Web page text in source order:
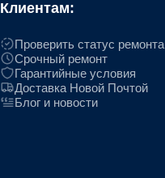
Клиентам:
Проверить статус ремонта
Срочный ремонт
Гарантийные условия
Доставка Новой Почтой
Блог и новости